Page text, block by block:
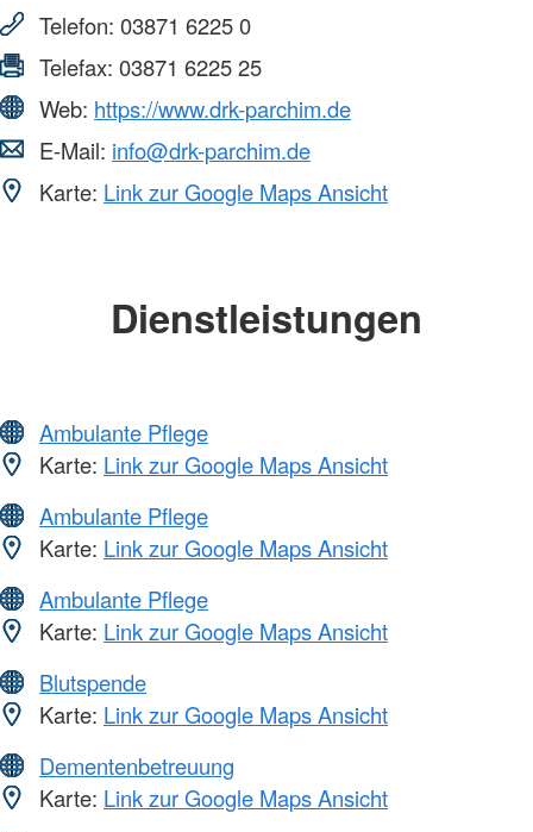
Telefon: 03871 6225 0
Telefax: 03871 6225 25
Web: https://www.drk-parchim.de
E-Mail: info@drk-parchim.de
Karte: Link zur Google Maps Ansicht
Dienstleistungen
Ambulante Pflege
Karte: Link zur Google Maps Ansicht
Ambulante Pflege
Karte: Link zur Google Maps Ansicht
Ambulante Pflege
Karte: Link zur Google Maps Ansicht
Blutspende
Karte: Link zur Google Maps Ansicht
Dementenbetreuung
Karte: Link zur Google Maps Ansicht